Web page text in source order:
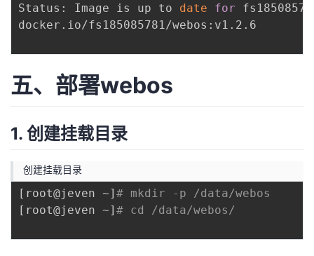
Status: Image is up to date for
docker.io/fs185085781/webos:v1.2.6
五、部署webos
1. 创建挂载目录
创建挂载目录
[ root@jeven ~] # mkdir -p /data/webos
[ root@jeven ~] # cd /data/webos/